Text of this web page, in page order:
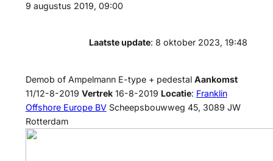
9 augustus 2019, 09:00
Laatste update: 8 oktober 2023, 19:48
Demob of Ampelmann E-type + pedestal Aankomst
11/12-8-2019 Vertrek16-8-2019 Locatie: Franklin
Offshore Europe BVScheepsbouwweg 45, 3089 JW
Rotterdam